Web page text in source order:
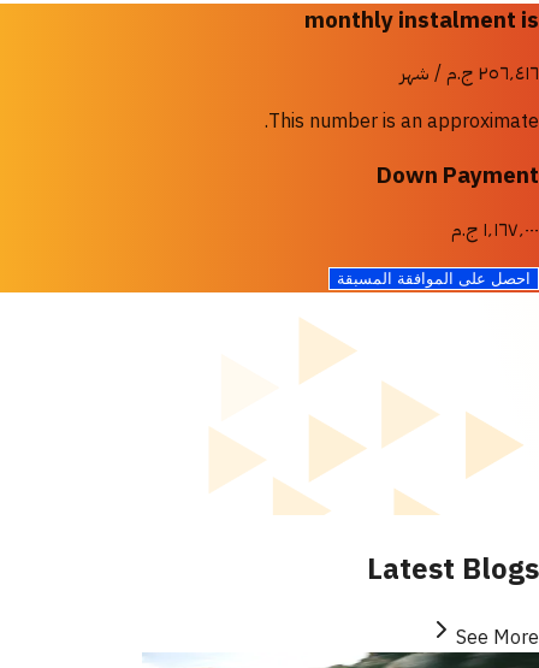
monthly instalment is
٢٥٦٬٤١٦ ج.م / شهر
This number is an approximate.
Down Payment
١٬١٦٧٬٠٠٠ ج.م
احصل على الموافقة المسبقة
Latest Blogs
See More